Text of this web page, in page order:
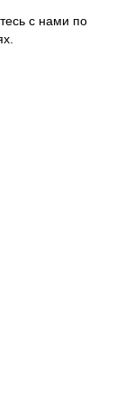
с нами по